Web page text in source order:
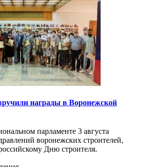
награды в Воронежской
парламенте 3 августа
воронежских строителей,
Дню строителя.